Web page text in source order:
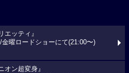
エッティ』
曜ロードショーにて(21:00〜)
オン超変身』